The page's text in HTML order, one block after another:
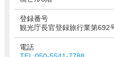
登録番号
観光庁長官登録旅行業第692
電話